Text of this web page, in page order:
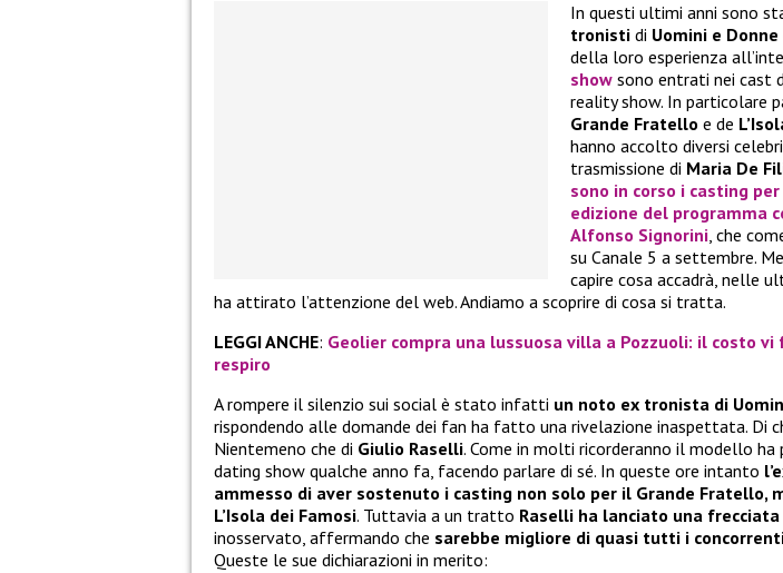
In questi ultimi anni sono
tronisti di Uomini e Donne
della loro esperienza
show sono entrati nei cast
reality show. In particolare
Grande Fratello e de
hanno accolto diversi
trasmissione di Maria De
sono in corso i casting
edizione del programma
Alfonso Signorini, che
su Canale 5 a settembre.
capire cosa accadrà, nelle
ha attirato l’attenzione del web. Andiamo a scoprire di cosa si tratta.
LEGGI ANCHE: Geolier compra una lussuosa villa a Pozzuoli: il costo vi
respiro
A rompere il silenzio sui social è stato infatti un noto ex tronista di
rispondendo alle domande dei fan ha fatto una rivelazione inaspettata. Di
Nientemeno che di Giulio Raselli. Come in molti ricorderanno il modello ha
dating show qualche anno fa, facendo parlare di sé. In queste ore intanto
ammesso di aver sostenuto i casting non solo per il Grande Fratello,
L’Isola dei Famosi. Tuttavia a un tratto Raselli ha lanciato una frecciata
inosservato, affermando che sarebbe migliore di quasi tutti i
Queste le sue dichiarazioni in merito: